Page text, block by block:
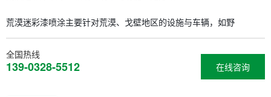
荒漠迷彩漆喷涂主要针对荒漠、戈壁地区的设施与车辆，如野
在线咨询
全国热线
139-0328-5512